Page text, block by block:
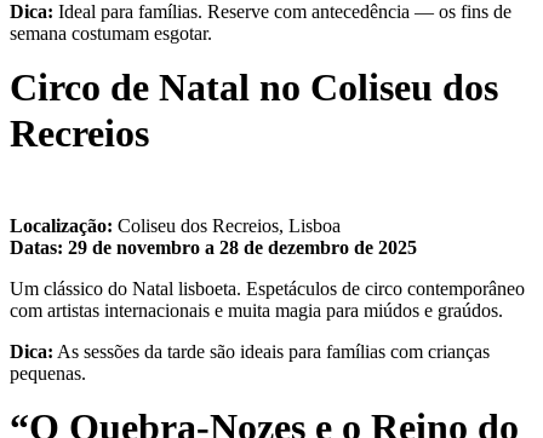
Dica: Ideal para famílias. Reserve com antecedência — os fins de
semana costumam esgotar.
Circo de Natal no Coliseu dos
Recreios
Localização: Coliseu dos Recreios, Lisboa
Datas: 29 de novembro a 28 de dezembro de 2025
Um clássico do Natal lisboeta. Espetáculos de circo contemporâneo
com artistas internacionais e muita magia para miúdos e graúdos.
Dica: As sessões da tarde são ideais para famílias com crianças
pequenas.
“O Quebra-Nozes e o Reino do